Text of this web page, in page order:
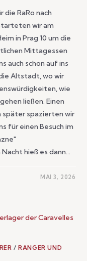
die RaRo nach
wir am
in Prag 10 um die
Mittagessen
auch schon auf ins
Altstadt, wo wir
wie
ließen. Einen
später spazierten wir
für einen Besuch im
hieß es dann…
MAI 3, 2026
/RANGER UND